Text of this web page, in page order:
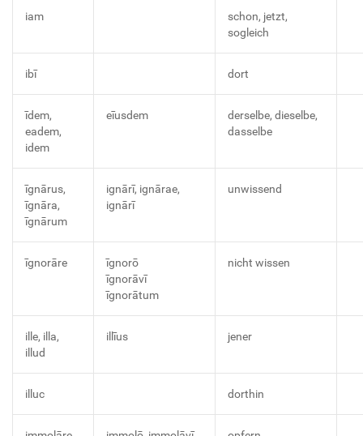
iam
schon, jetzt,
sogleich
ibī dort
īdem,
eadem,
idem
eīusdem
derselbe, dieselbe,
dasselbe
īgnārus,
īgnāra,
īgnārum
ignārī, ignārae,
ignārī
unwissend
īgnorāre
īgnorō
īgnorāvī
īgnorātum
nicht wissen
ille, illa,
illud
illīus jener
illuc dorthin